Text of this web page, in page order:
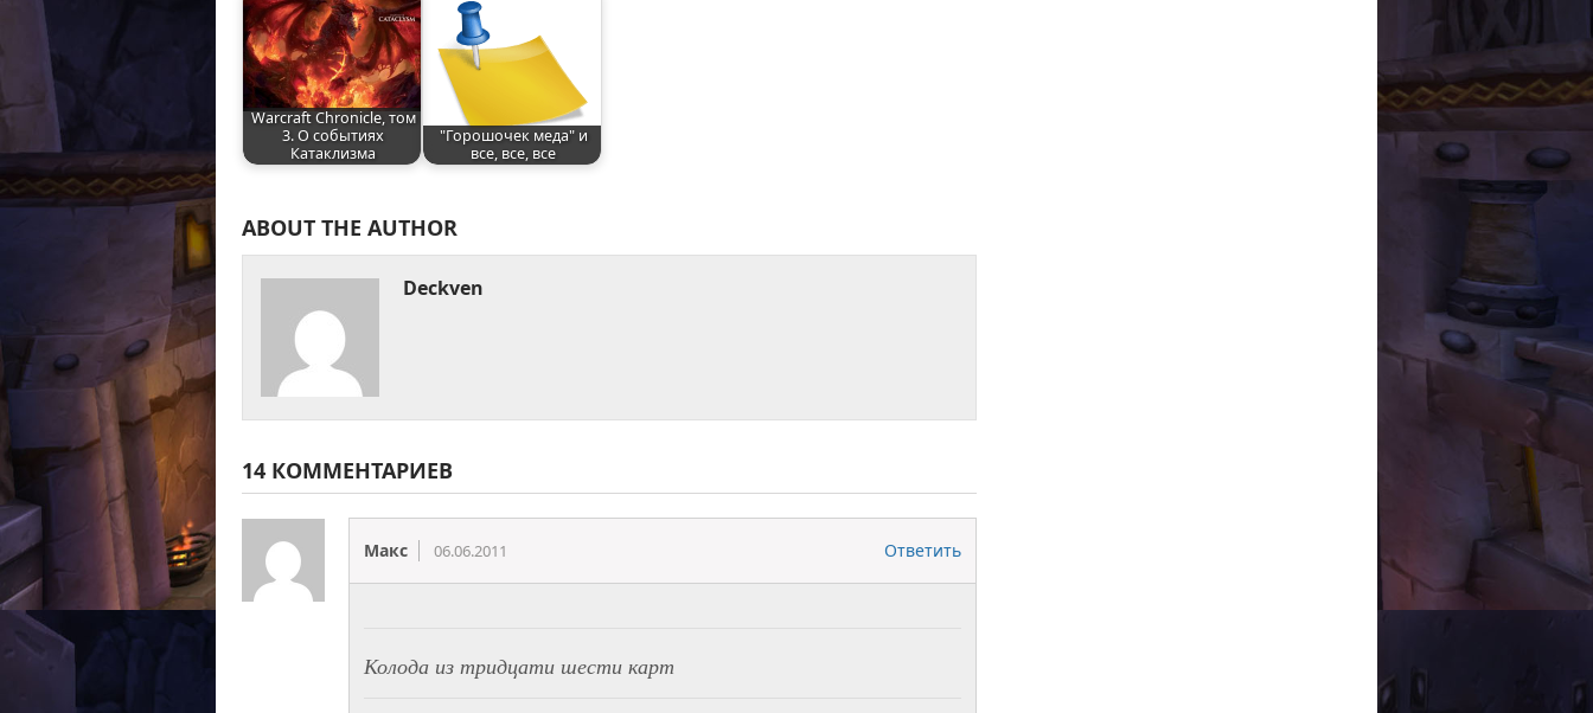
Warcraft Chronicle, том
3. О событиях
Катаклизма
"Горошочек меда" и
все, все, все
ABOUT THE AUTHOR
Deckven
14 КОММЕНТАРИЕВ
Макс 06.06.2011 Ответить
Колода из тридцати шести карт